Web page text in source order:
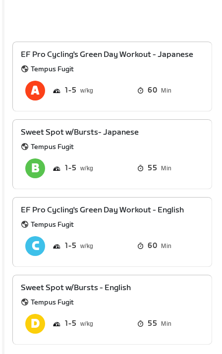
EF Pro Cycling's Green Day Workout - Japanese
Tempus Fugit
1 5 60 Min
Sweet Spot w/Bursts- Japanese
Tempus Fugit
1 5 55 Min
EF Pro Cycling's Green Day Workout - English
Tempus Fugit
1 5 60 Min
Sweet Spot w/Bursts - English
Tempus Fugit
1 5 55 Min